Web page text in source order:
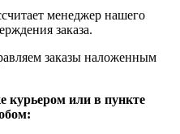
менеджер нашего
заказа.
заказы наложенным
курьером или в пункте